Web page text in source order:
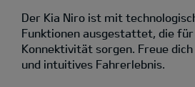
Der Kia Niro ist mit
Funktionen ausgestattet, die
Konnektivität sorgen. Freue
und intuitives Fahrerlebnis.